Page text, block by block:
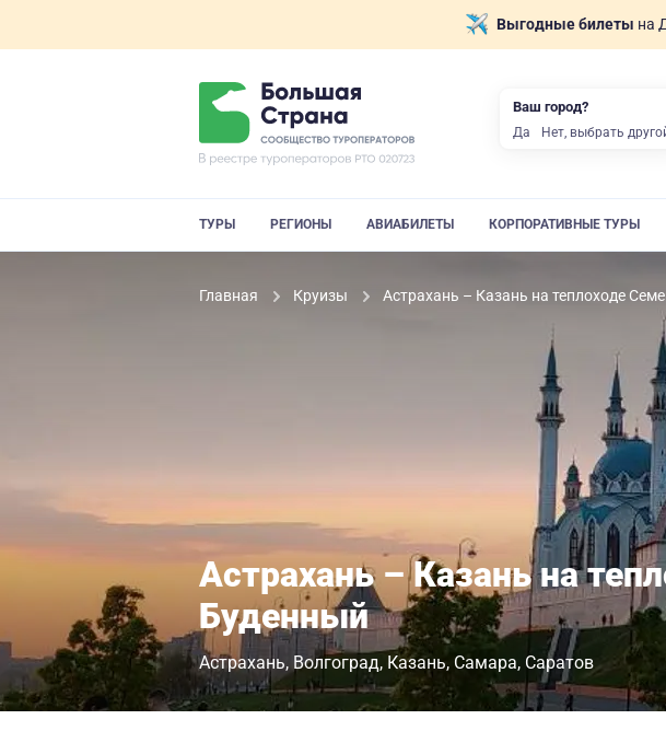
Выгодные билеты на
ТУРЫ РЕГИОНЫ АВИАБИЛЕТЫ КОРПОРАТИВНЫЕ ТУРЫ
Главная Круизы Астрахань – Казань на теплоходе
Астрахань – Казань на
Буденный
Астрахань Волгоград Казань Самара Саратов
Ваш город?
Да Нет, выбрать